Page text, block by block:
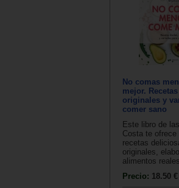
No comas
mejor.
originales y
comer sano
Este libro de
Costa te
recetas
originales,
alimentos
Precio: 18.50 €